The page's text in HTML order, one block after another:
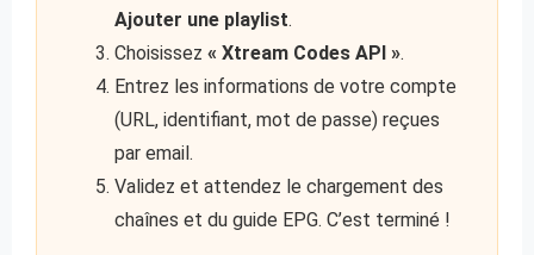
Ajouter une playlist.
Choisissez « Xtream Codes API ».
Entrez les informations de votre compte
(URL, identifiant, mot de passe) reçues
par email.
Validez et attendez le chargement des
chaînes et du guide EPG. C’est terminé !